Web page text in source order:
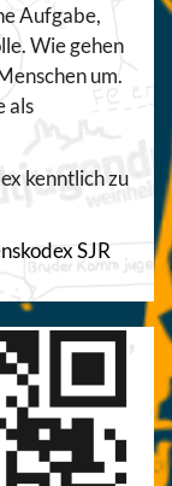
Aufgabe,
Wie gehen
um.
als
kenntlich zu
SJR